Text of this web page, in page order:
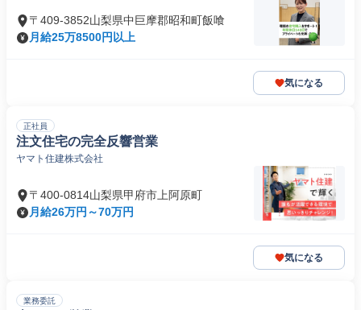
〒409-3852山梨県中巨摩郡昭和町飯喰
月給25万8500円以上
気になる
正社員
注文住宅の完全反響営業
ヤマト住建株式会社
〒400-0814山梨県甲府市上阿原町
月給26万円～70万円
気になる
業務委託